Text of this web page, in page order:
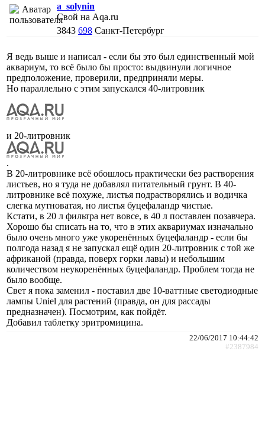
a_solynin
Свой на Aqa.ru
3843 698 Санкт-Петербург
Я ведь выше и написал - если бы это был единственный мой
аквариум, то всё было бы просто: выдвинули логичное
предположение, проверили, предприняли меры.
Но параллельно с этим запускался 40-литровник
и 20-литровник
.
В 20-литровнике всё обошлось практически без растворения
листьев, но я туда не добавлял питательный грунт. В 40-
литровнике всё похуже, листья подрастворялись и водичка
слегка мутноватая, но листья буцефаландр чистые.
Кстати, в 20 л фильтра нет вовсе, в 40 л поставлен позавчера.
Хорошо бы списать на то, что в этих аквариумах изначально
было очень много уже укоренённых буцефаландр - если бы
полгода назад я не запускал ещё один 20-литровник с той же
африканой (правда, поверх горки лавы) и небольшим
количеством неукоренённых буцефаландр. Проблем тогда не
было вообще.
Свет я пока заменил - поставил две 10-ваттные светодиодные
лампы Uniel для растений (правда, он для рассады
предназначен). Посмотрим, как пойдёт.
Добавил таблетку эритромицина.
22/06/2017 10:44:42
#2387984